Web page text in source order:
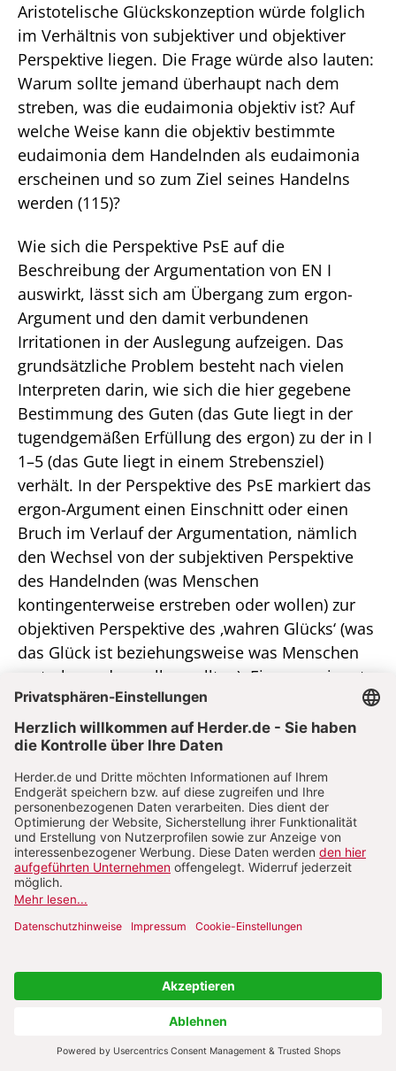
Aristotelische Glückskonzeption würde folglich
im Verhältnis von subjektiver und objektiver
Perspektive liegen. Die Frage würde also lauten:
Warum sollte jemand überhaupt nach dem
streben, was die eudaimonia objektiv ist? Auf
welche Weise kann die objektiv bestimmte
eudaimonia dem Handelnden als eudaimonia
erscheinen und so zum Ziel seines Handelns
werden (115)?
Wie sich die Perspektive PsE auf die
Beschreibung der Argumentation von EN I
auswirkt, lässt sich am Übergang zum ergon-
Argument und den damit verbundenen
Irritationen in der Auslegung aufzeigen. Das
grundsätzliche Problem besteht nach vielen
Interpreten darin, wie sich die hier gegebene
Bestimmung des Guten (das Gute liegt in der
tugendgemäßen Erfüllung des ergon) zu der in I
1–5 (das Gute liegt in einem Strebensziel)
verhält. In der Perspektive des PsE markiert das
ergon-Argument einen Einschnitt oder einen
Bruch im Verlauf der Argumentation, nämlich
den Wechsel von der subjektiven Perspektive
des Handelnden (was Menschen
kontingenterweise erstreben oder wollen) zur
objektiven Perspektive des ‚wahren Glücks‘ (was
das Glück ist beziehungsweise was Menschen
erstreben oder wollen sollten). Eine prominente
Strategie, um diesen Bruch zu heilen, besteht in
dem Nachweis, dass die Erfüllung des
menschlichen ergon für jeden von uns
eigentlich erstrebenswert ist, das heißt, „dass es
etwas gibt, was aus der Sicht des Einzelnen für
die Erfüllung des menschlichen ergon spricht,
und zwar abgesehen davon, dass diese
Erfüllung das beste menschliche Gut darstellt“
(120). Der Text legt mindestens zwei Optionen
tatsächlichen Strebenszielen verbunden werden
zur Lösung im ergon-Argument selbst: Wenn
Mensch), der ein ergon hat, das Gute (τἀγαθόν)